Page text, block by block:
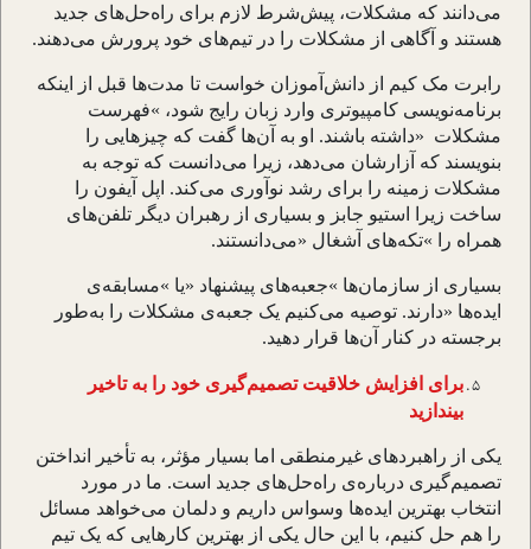
میدانند که مشکلات، پیششرط لازم برای راهحلهای جدید
هستند و آگاهی از مشکلات را در تیمهای خود پرورش میدهند.
رابرت مک کیم از دانش آموزان خواست تا مدتها قبل از اینکه
برنامهنویسی کامپیوتری وارد زبان رایج شود، «فهرست
مشکلات »داشته باشند. او به آنها گفت که چیزهایی را
بنویسند که آزارشان میدهد، زیرا میدانست که توجه به
مشکلات زمینه را برای رشد نوآوری میکند. اپل آیفون را
ساخت زیرا استیو جابز و بسیاری از رهبران دیگر تلفنهای
همراه را «تکههای آشغال »میدانستند.
بسیاری از سازمانها «جعبههای پیشنهاد »یا «مسابقهی
ایدهها »دارند. توصیه میکنیم یک جعبهی مشکلات را بهطور
برجسته در کنار آنها قرار دهید.
برای افزایش خلاقیت تصمیمگیری خود را به تاخیر
بیندازید
یکی از راهبردهای غیرمنطقی اما بسیار مؤثر، به تأخیر انداختن
تصمیمگیری دربارهی راهحلهای جدید است. ما در مورد
انتخاب بهترین ایدهها وسواس داریم و دلمان میخواهد مسائل
را هم حل کنیم، با این حال یکی از بهترین کارهایی که یک تیم